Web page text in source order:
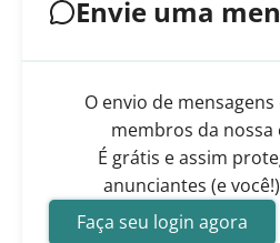
Envie uma
O envio de
membros da nossa
É grátis e assim
anunciantes (e
Faça seu login agora